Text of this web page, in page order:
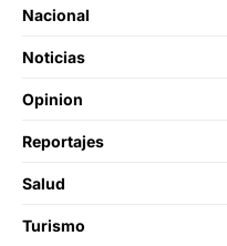
Nacional
Noticias
Opinion
Reportajes
Salud
Turismo